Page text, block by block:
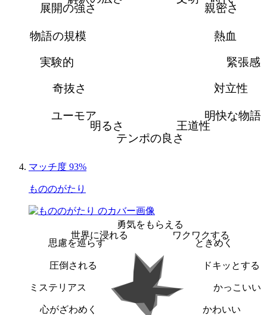
親密さ
熱血
緊張感
対立性
明快な物語
王道性
テンポの良さ
明るさ
ユーモア
奇抜さ
実験的
物語の規模
展開の強さ
マッチ度 93%
もののがたり
勇気をもらえる
ワクワクする
ときめく
ドキッとする
かっこいい
かわいい
心がざわめく
ミステリアス
圧倒される
思慮を巡らす
世界に浸れる